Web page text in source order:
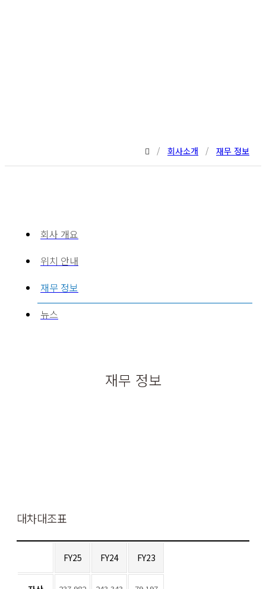
/ 회사소개 / 재무 정보
회사 개요
위치 안내
재무 정보
뉴스
재무 정보
대차대조표
FY25 FY24 FY23